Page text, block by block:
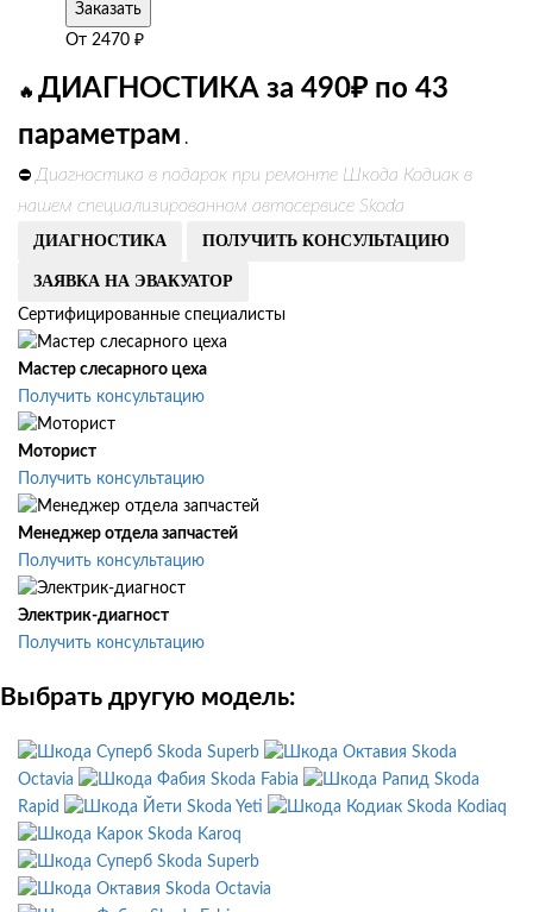
Заказать
От 2470 ₽
🔥 ДИАГНОСТИКА за 490₽ по 43
параметрам .
⛔ Диагностика в подарок при ремонте Шкода Кодиак в
нашем специализированном автосервисе Skoda
ДИАГНОСТИКА ПОЛУЧИТЬ КОНСУЛЬТАЦИЮ
ЗАЯВКА НА ЭВАКУАТОР
Сертифицированные специалисты
Мастер слесарного цеха
Получить консультацию
Моторист
Получить консультацию
Менеджер отдела запчастей
Получить консультацию
Электрик-диагност
Получить консультацию
Выбрать другую модель:
Skoda Superb
Skoda
Octavia
Skoda Fabia
Skoda
Rapid
Skoda Yeti
Skoda Kodiaq
Skoda Karoq
Skoda Superb
Skoda Octavia